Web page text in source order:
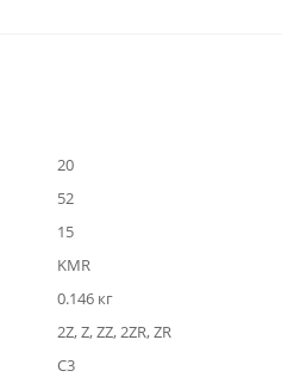
20
52
15
KMR
0.146 кг
2Z, Z, ZZ, 2ZR, ZR
C3